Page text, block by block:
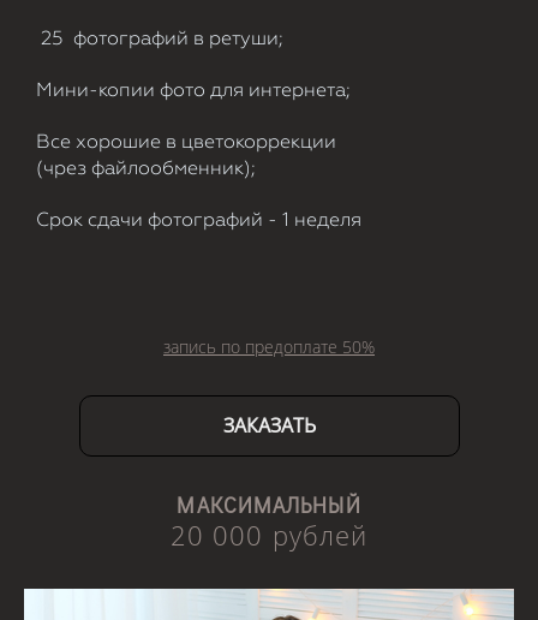
25 фотографий в ретуши;
Мини-копии фото для интернета;
Все хорошие в цветокоррекции
(чрез файлообменник);
Срок сдачи фотографий - 1 неделя
запись по предоплате 50%
ЗАКАЗАТЬ
МАКСИМАЛЬНЫЙ
20 000 рублей